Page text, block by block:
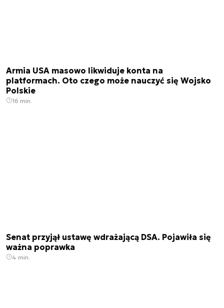
Armia USA masowo likwiduje konta na
platformach. Oto czego może nauczyć się Wojsko
Polskie
16 min.
Senat przyjął ustawę wdrażającą DSA. Pojawiła się
ważna poprawka
4 min.